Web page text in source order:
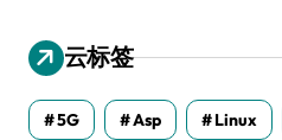
云标签
5G Asp Linux